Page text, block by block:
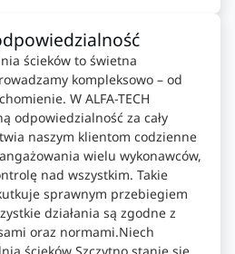
ścieków to świetna
kompleksowo – od
W ALFA-TECH
odpowiedzialność za cały
naszym klientom codzienne
wielu wykonawców,
nad wszystkim. Takie
sprawnym przebiegiem
działania są zgodne z
oraz normami.Niech